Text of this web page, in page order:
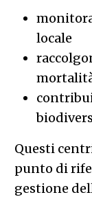
locale
Questi
punto di
gestione